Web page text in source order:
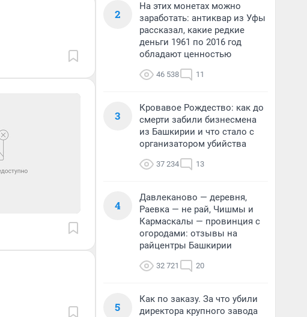
2
На этих монетах можно
заработать: антиквар из Уфы
рассказал, какие редкие
деньги 1961 по 2016 год
обладают ценностью
46 538 11
3
Кровавое Рождество: как до
смерти забили бизнесмена
из Башкирии и что стало с
организатором убийства
37 234 13
4
Давлеканово — деревня,
Раевка — не рай, Чишмы и
Кармаскалы — провинция с
огородами: отзывы на
райцентры Башкирии
32 721 20
5
Как по заказу. За что убили
директора крупного завода